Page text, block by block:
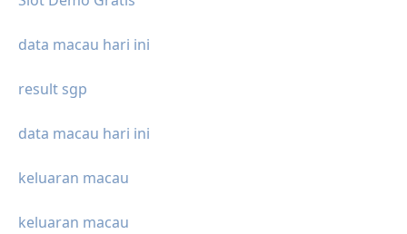
data macau hari ini
result sgp
data macau hari ini
keluaran macau
keluaran macau